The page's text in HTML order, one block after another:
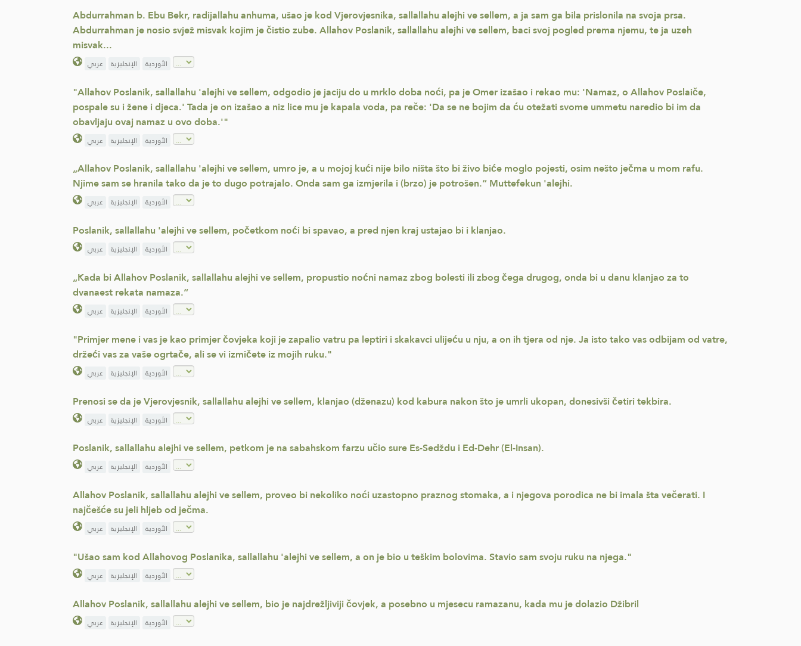
Abdurrahman b. Ebu Bekr, radijallahu anhuma, ušao je kod Vjerovjesnika, sallallahu alejhi ve sellem, a ja sam ga bila prislonila na svoja prsa.
Abdurrahman je nosio svjež misvak kojim je čistio zube. Allahov Poslanik, sallallahu alejhi ve sellem, baci svoj pogled prema njemu, te ja uzeh
misvak...
عربي الإنجليزية الأوردية
"Allahov Poslanik, sallallahu 'alejhi ve sellem, odgodio je jaciju do u mrklo doba noći, pa je Omer izašao i rekao mu: 'Namaz, o Allahov Poslaiče,
pospale su i žene i djeca.' Tada je on izašao a niz lice mu je kapala voda, pa reče: 'Da se ne bojim da ću otežati svome ummetu naredio bi im da
obavljaju ovaj namaz u ovo doba.'"
عربي الإنجليزية الأوردية
„Allahov Poslanik, sallallahu 'alejhi ve sellem, umro je, a u mojoj kući nije bilo ništa što bi živo biće moglo pojesti, osim nešto ječma u mom rafu.
Njime sam se hranila tako da je to dugo potrajalo. Onda sam ga izmjerila i (brzo) je potrošen.“ Muttefekun 'alejhi.
عربي الإنجليزية الأوردية
Poslanik, sallallahu 'alejhi ve sellem, početkom noći bi spavao, a pred njen kraj ustajao bi i klanjao.
عربي الإنجليزية الأوردية
„Kada bi Allahov Poslanik, sallallahu alejhi ve sellem, propustio noćni namaz zbog bolesti ili zbog čega drugog, onda bi u danu klanjao za to
dvanaest rekata namaza.“
عربي الإنجليزية الأوردية
"Primjer mene i vas je kao primjer čovjeka koji je zapalio vatru pa leptiri i skakavci ulijeću u nju, a on ih tjera od nje. Ja isto tako vas odbijam od vatre,
držeći vas za vaše ogrtače, ali se vi izmičete iz mojih ruku."
عربي الإنجليزية الأوردية
Prenosi se da je Vjerovjesnik, sallallahu alejhi ve sellem, klanjao (dženazu) kod kabura nakon što je umrli ukopan, donesivši četiri tekbira.
عربي الإنجليزية الأوردية
Poslanik, sallallahu alejhi ve sellem, petkom je na sabahskom farzu učio sure Es-Sedždu i Ed-Dehr (El-Insan).
عربي الإنجليزية الأوردية
Allahov Poslanik, sallallahu alejhi ve sellem, proveo bi nekoliko noći uzastopno praznog stomaka, a i njegova porodica ne bi imala šta večerati. I
najčešće su jeli hljeb od ječma.
عربي الإنجليزية الأوردية
"Ušao sam kod Allahovog Poslanika, sallallahu 'alejhi ve sellem, a on je bio u teškim bolovima. Stavio sam svoju ruku na njega."
عربي الإنجليزية الأوردية
Allahov Poslanik, sallallahu alejhi ve sellem, bio je najdrežljiviji čovjek, a posebno u mjesecu ramazanu, kada mu je dolazio Džibril
عربي الإنجليزية الأوردية